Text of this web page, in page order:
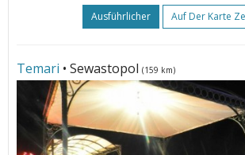
Ausführlicher Auf Der Karte
Temari • Sewastopol (159 km)